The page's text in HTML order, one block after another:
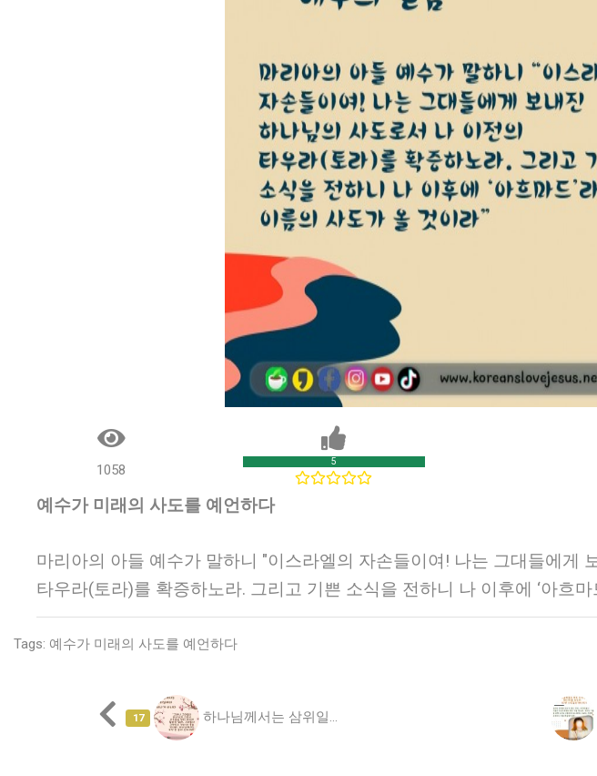
1058
5
예수가 미래의 사도를 예언하다
마리아의 아들 예수가 말하니 "이스라엘의 자손들이여! 나는 그대들에게
타우라(토라)를 확증하노라. 그리고 기쁜 소식을 전하니 나 이후에 ‘아흐
Tags: 예수가 미래의 사도를 예언하다
17 하나님께서는 삼위일...